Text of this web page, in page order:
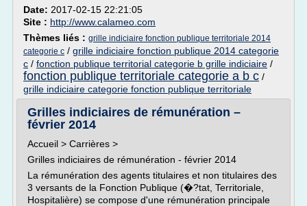
Date: 2017-02-15 22:21:05
Site : http://www.calameo.com
Thèmes liés : grille indiciaire fonction publique territoriale 2014
categorie c / grille indiciaire fonction publique 2014 categorie
c / fonction publique territorial categorie b grille indiciaire /
fonction publique territoriale categorie a b c /
grille indiciaire categorie fonction publique territoriale
Grilles indiciaires de rémunération –
février 2014
Accueil > Carrières >
Grilles indiciaires de rémunération - février 2014
La rémunération des agents titulaires et non titulaires des
3 versants de la Fonction Publique (�?tat, Territoriale,
Hospitalière) se compose d'une rémunération principale